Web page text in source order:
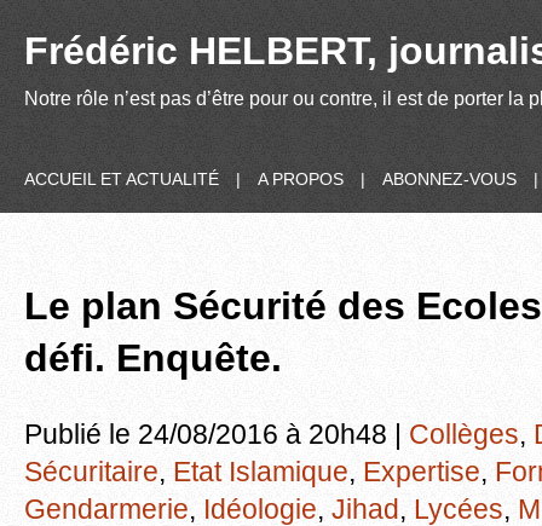
Frédéric HELBERT,
Notre rôle n’est pas d’être pour ou contre, il est de porter
ACCUEIL ET ACTUALITÉ | A PROPOS | ABONNEZ-VOUS |
Le plan Sécurité des
défi. Enquête.
Publié le 24/08/2016 à 20h48 | Collèges,
Sécuritaire, Etat Islamique, Expertise,
Gendarmerie, Idéologie, Jihad, Lycées,